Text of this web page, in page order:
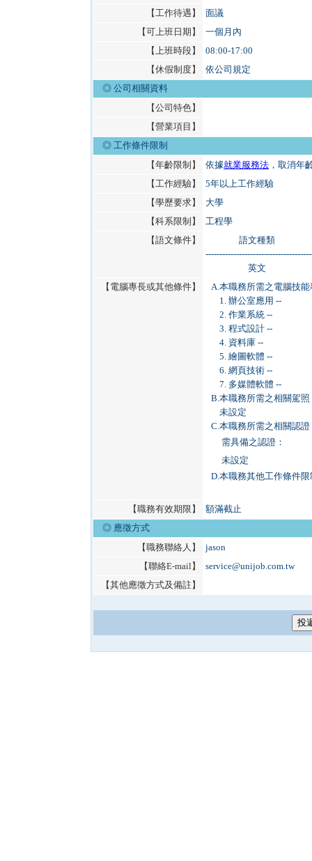
【工作待遇】
面議
【可上班日期】
一個月內
【上班時段】
08:00-17:00
【休假制度】
依公司規定
◎ 公司相關資料
【公司特色】
【營業項目】
◎ 工作條件限制
【年齡限制】
依據就業服務法 ，取消年
【工作經驗】
5年以上工作經驗
【學歷要求】
大學
【科系限制】
工程學
【語文條件】
語文種類
英文
【電腦專長或其他條件】
A.本職務所需之電腦技能
1. 辦公室應用 --
2. 作業系統 --
3. 程式設計 --
4. 資料庫 --
5. 繪圖軟體 --
6. 網頁技術 --
7. 多媒體軟體 --
B.本職務所需之相關駕照
未設定
C.本職務所需之相關認證
需具備之認證：
未設定
D.本職務其他工作條件限
【職務有效期限】
額滿截止
◎ 應徵方式
【職務聯絡人】
jason
【聯絡E-mail】
service@unijob.com.tw
【其他應徵方式及備註】